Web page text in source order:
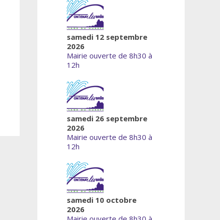
samedi 12 septembre
2026
Mairie ouverte de 8h30 à
12h
samedi 26 septembre
2026
Mairie ouverte de 8h30 à
12h
samedi 10 octobre
2026